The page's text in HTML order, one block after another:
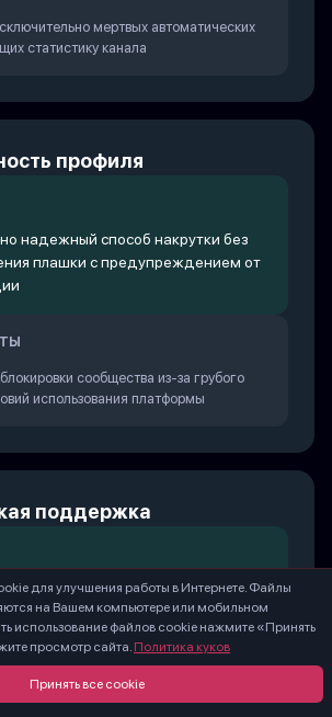
мертвых автоматических
статистику канала
профиля
надежный способ накрутки без
плашки с предупреждением от
сообщества из-за грубого
использования платформы
поддержка
круглосуточно работают 18
в режиме 24/7
обратной связи или многодневное
для улучшения работы в Интернете. Файлы
на Вашем компьютере или мобильном
использование файлов cookie нажмите «Принять
просмотр сайта. Политика куков
Принять все cookie